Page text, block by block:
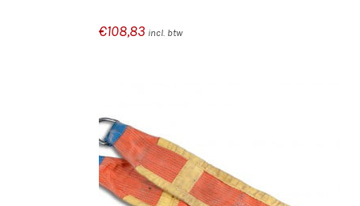
€108,83 incl. btw
TOEVOEGEN AAN WINKELWAGEN